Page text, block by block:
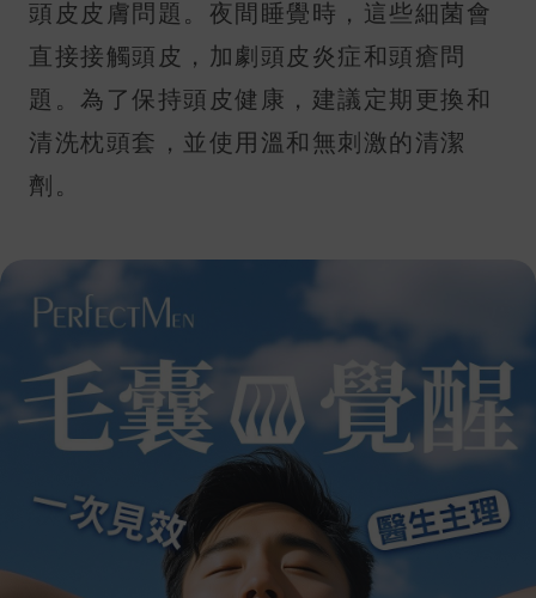
頭皮皮膚問題。夜間睡覺時，這些細菌會
直接接觸頭皮，加劇頭皮炎症和頭瘡問
題。為了保持頭皮健康，建議定期更換和
清洗枕頭套，並使用溫和無刺激的清潔
劑。